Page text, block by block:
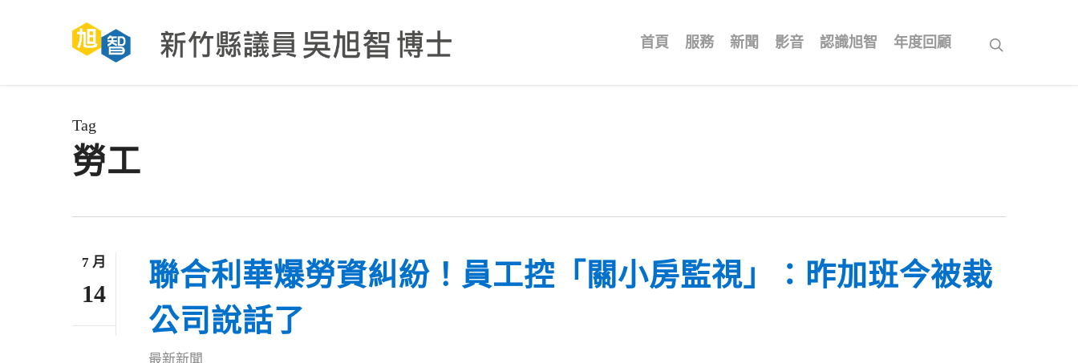
首頁 服務 新聞 影音 認識旭智 年度回顧
Tag
勞工
7 月
14
聯合利華爆勞資糾紛！員工控「關小房監視」：昨加班今被裁
公司說話了
最新新聞